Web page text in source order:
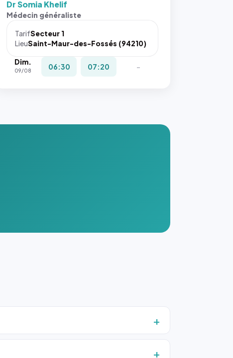
Sans ces
navigateur
pas la
place, et
Dr Somia Khelif
Médecin généraliste
TarifSecteur 1
LieuSaint-Maur-des-Fossés (94210)
Dim.
09/08 06:30 07:20 -